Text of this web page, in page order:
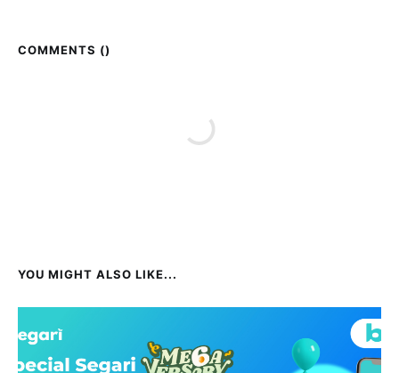
COMMENTS ()
YOU MIGHT ALSO LIKE...